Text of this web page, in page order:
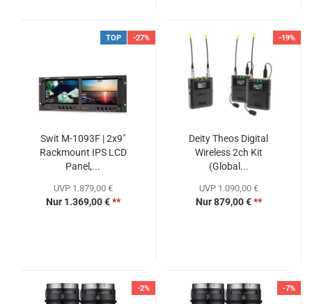
TOP -27%
Swit M-1093F | 2x9"
Rackmount IPS LCD
Panel,...
UVP 1.879,00 €
Nur 1.369,00 €**
-19%
Deity Theos Digital
Wireless 2ch Kit
(Global...
UVP 1.090,00 €
Nur 879,00 €**
-2% -7%